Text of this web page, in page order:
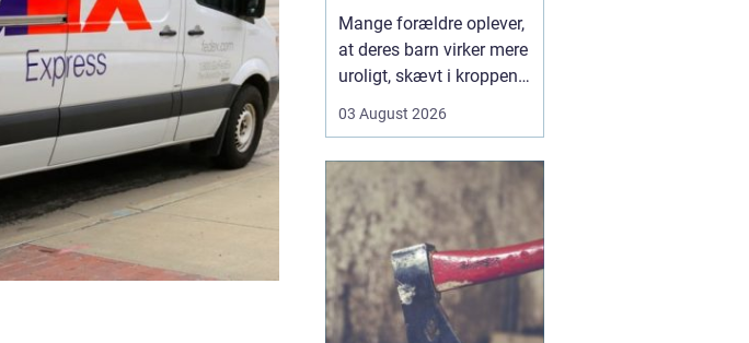
opmærksomhed
Mange forældre oplever,
at deres barn virker mere
uroligt, skævt i kroppen
uden at der er en klar
børnekiropraktor være en
mulighed. En kiropraktor
med særlig erfaring i...
03 August 2026